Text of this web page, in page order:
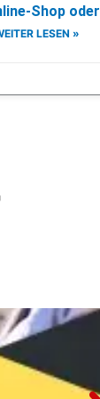
Shop oder
LESEN »